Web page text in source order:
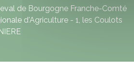
de Bourgogne Franche-Comté
d'Agriculture - 1, les Coulots